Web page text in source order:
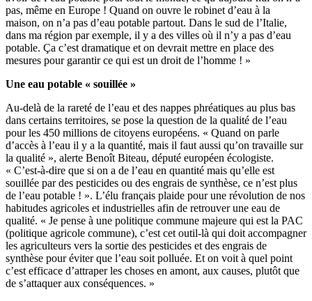
pas, même en Europe ! Quand on ouvre le robinet d’eau à la
maison, on n’a pas d’eau potable partout. Dans le sud de l’Italie,
dans ma région par exemple, il y a des villes où il n’y a pas d’eau
potable. Ça c’est dramatique et on devrait mettre en place des
mesures pour garantir ce qui est un droit de l’homme ! »
Une eau potable « souillée »
Au-delà de la rareté de l’eau et des nappes phréatiques au plus bas
dans certains territoires, se pose la question de la qualité de l’eau
pour les 450 millions de citoyens européens. « Quand on parle
d’accès à l’eau il y a la quantité, mais il faut aussi qu’on travaille sur
la qualité », alerte Benoît Biteau, député européen écologiste.
« C’est-à-dire que si on a de l’eau en quantité mais qu’elle est
souillée par des pesticides ou des engrais de synthèse, ce n’est plus
de l’eau potable ! ». L’élu français plaide pour une révolution de nos
habitudes agricoles et industrielles afin de retrouver une eau de
qualité. « Je pense à une politique commune majeure qui est la PAC
(politique agricole commune), c’est cet outil-là qui doit accompagner
les agriculteurs vers la sortie des pesticides et des engrais de
synthèse pour éviter que l’eau soit polluée. Et on voit à quel point
c’est efficace d’attraper les choses en amont, aux causes, plutôt que
de s’attaquer aux conséquences. »